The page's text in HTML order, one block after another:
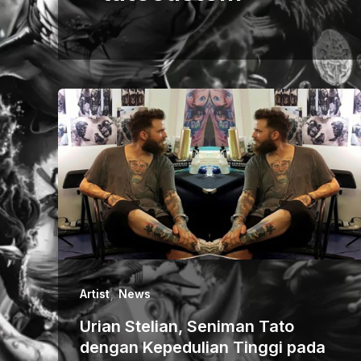
Artist,News
Urian Stelian, Seniman Tato
dengan Kepedulian Tinggi pada